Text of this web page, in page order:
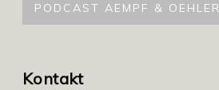
PODCAST AEMPF & OEHLER
Kontakt